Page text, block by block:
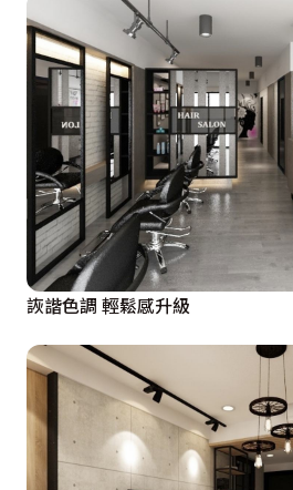
詼諧色調 輕鬆感升級